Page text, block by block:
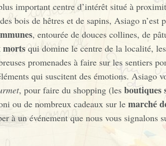
important centre d’intérêt situé à
bois de hêtres et de sapins, Asiago n’est
, entourée de douces collines, de
morts qui domine le centre de la localité,
promenades à faire sur les sentiers
qui suscitent des émotions. Asiago
, pour faire du shopping (les boutiques
ou de nombreux cadeaux sur le marché
à un événement que nous vous signalons